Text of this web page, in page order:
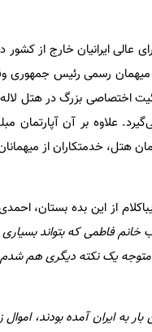
ایرانیان خارج از کشور
رسمی رئیس جمهوری
علاوه بر آن آپارتمان
هتل، خدمتکاران از
از این بده بستان،
خانم فاطمی که بتواند
متوجه یک نکته دیگری هم
به ایران آمده بودند،